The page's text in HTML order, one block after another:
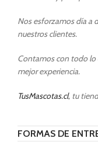
Nos esforzamos día a
nuestros clientes.
Contamos con todo lo
mejor experiencia.
TusMascotas.cl, tu
FORMAS DE